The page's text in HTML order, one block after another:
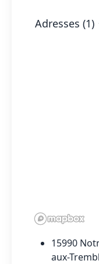
Adresses (1)
15990
aux-